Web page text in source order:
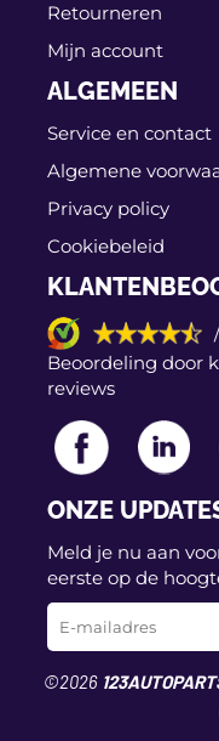
Retourneren
Mijn account
ALGEMEEN
Service en contact
Algemene
Privacy policy
Cookiebeleid
Beoordeling door
reviews
ONZE
Meld je nu aan
eerste op de
©2026